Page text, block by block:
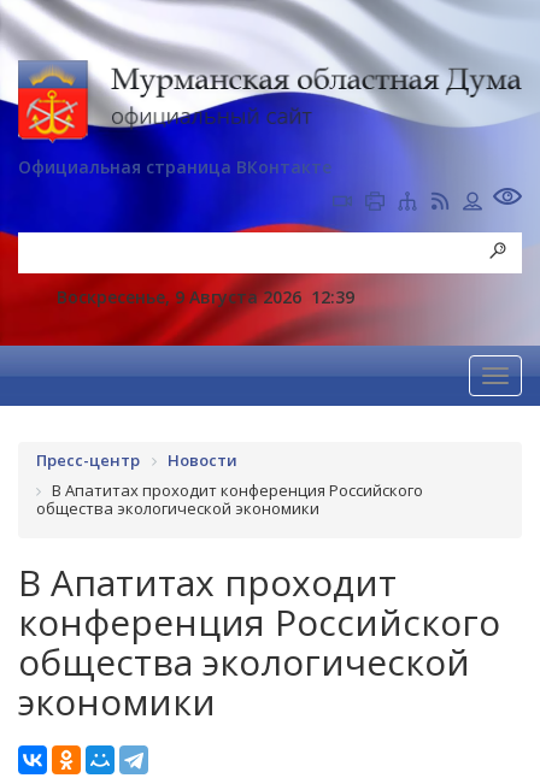
Официальная страница ВКонтакте
Воскресенье, 9 Августа 2026 12:39
Пресс-центр
Новости
В Апатитах проходит конференция Российского
общества экологической экономики
В Апатитах проходит
конференция Российского
общества экологической
экономики